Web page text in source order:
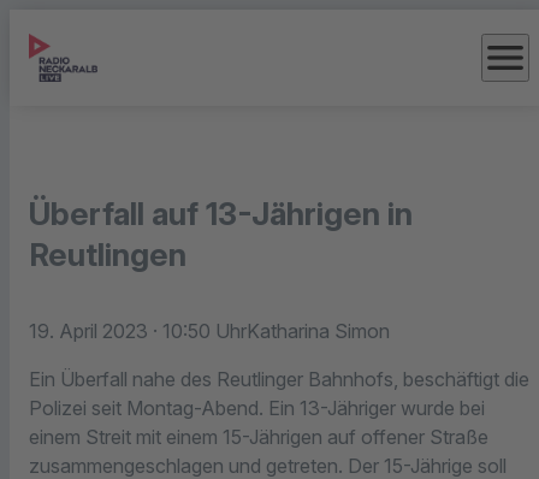
menu
Überfall auf 13-Jährigen in
Reutlingen
19. April 2023 · 10:50 UhrKatharina Simon
Ein Überfall nahe des Reutlinger Bahnhofs, beschäftigt die
Polizei seit Montag-Abend. Ein 13-Jähriger wurde bei
einem Streit mit einem 15-Jährigen auf offener Straße
zusammengeschlagen und getreten. Der 15-Jährige soll